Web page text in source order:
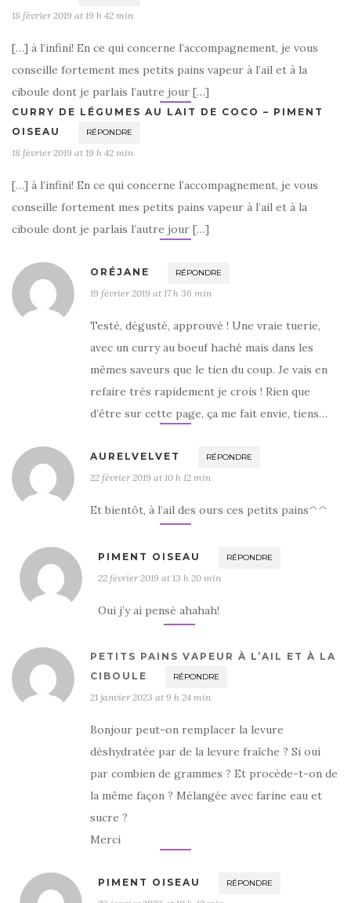
18 février 2019 at 19 h 42 min
[…] à l’infini! En ce qui concerne l’accompagnement, je vous
conseille fortement mes petits pains vapeur à l’ail et à la
ciboule dont je parlais l’autre jour […]
CURRY DE LÉGUMES AU LAIT DE COCO – PIMENT
OISEAU
RÉPONDRE
18 février 2019 at 19 h 42 min
[…] à l’infini! En ce qui concerne l’accompagnement, je vous
conseille fortement mes petits pains vapeur à l’ail et à la
ciboule dont je parlais l’autre jour […]
ORÉJANE RÉPONDRE
19 février 2019 at 17 h 36 min
Testé, dégusté, approuvé ! Une vraie tuerie,
avec un curry au boeuf haché mais dans les
mêmes saveurs que le tien du coup. Je vais en
refaire très rapidement je crois ! Rien que
d’être sur cette page, ça me fait envie, tiens…
AURELVELVET RÉPONDRE
22 février 2019 at 10 h 12 min
Et bientôt, à l’ail des ours ces petits pains^^
PIMENT OISEAU RÉPONDRE
22 février 2019 at 13 h 20 min
Oui j’y ai pensé ahahah!
PETITS PAINS VAPEUR À L’AIL ET À LA
CIBOULE
RÉPONDRE
21 janvier 2023 at 9 h 24 min
Bonjour peut-on remplacer la levure
déshydratée par de la levure fraîche ? Si oui
par combien de grammes ? Et procède-t-on de
la même façon ? Mélangée avec farine eau et
sucre ?
Merci
PIMENT OISEAU RÉPONDRE